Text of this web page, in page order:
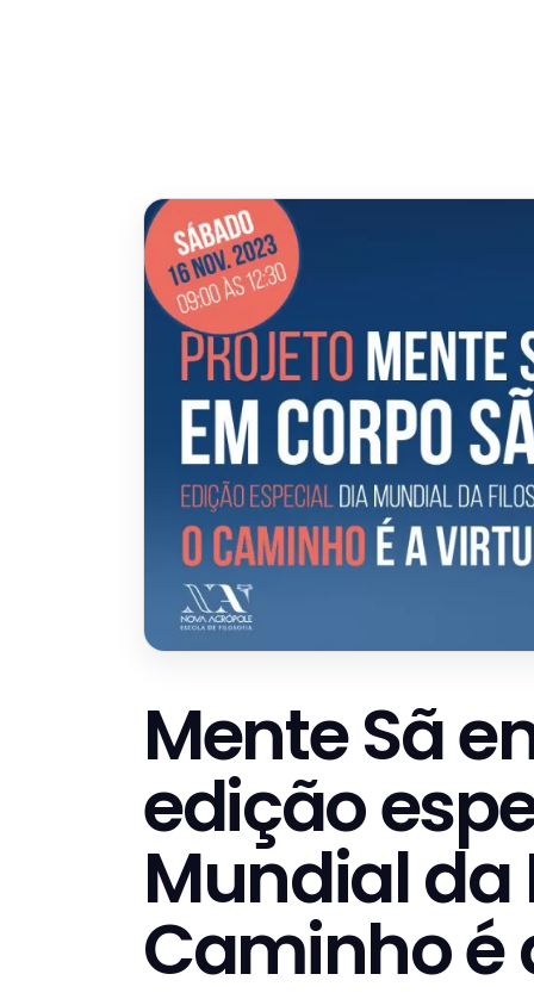
Mente Sã
edição
Mundial da
Caminho é